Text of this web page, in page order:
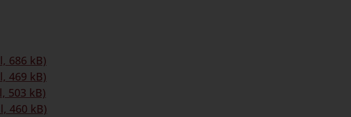
686 kB)
469 kB)
503 kB)
460 kB)